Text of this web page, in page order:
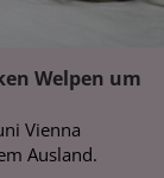
Welpen um
Vienna
Ausland.